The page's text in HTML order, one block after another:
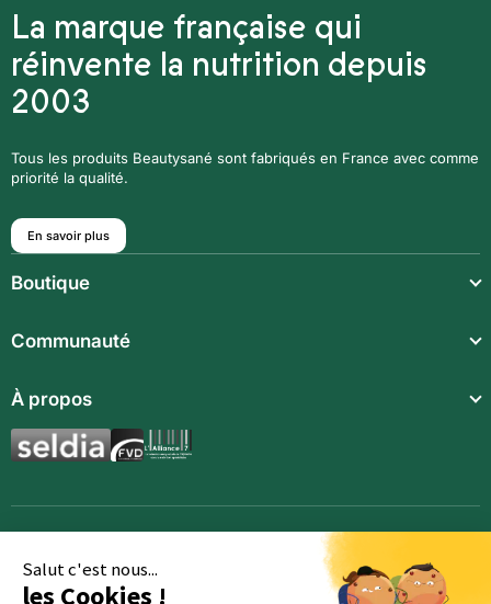
Salut c'est nous...
les Cookies !
La marque française qui
réinvente la nutrition depuis
2003
Tous les produits Beautysané sont fabriqués en France avec comme
priorité la qualité.
En savoir plus
Boutique
Compléments alimentaires
Boissons techniques
Communauté
Communauté
Magazine
À propos
Qui sommes-nous ?
Opportunités